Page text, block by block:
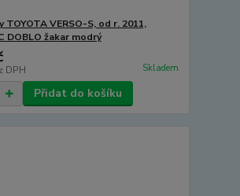
VERSO-S, od r. 2011,
DOBLO žakar modrý
DPH Skladem
Přidat do košíku